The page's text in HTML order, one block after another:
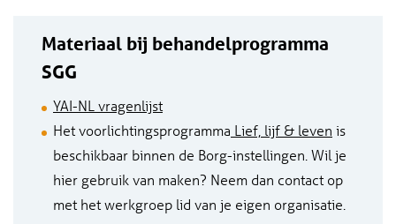
Materiaal bij behandelprogramma
SGG
YAI-NL vragenlijst
Het voorlichtingsprogramma Lief, lijf & leven is
beschikbaar binnen de Borg-instellingen. Wil je
hier gebruik van maken? Neem dan contact op
met het werkgroep lid van je eigen organisatie.